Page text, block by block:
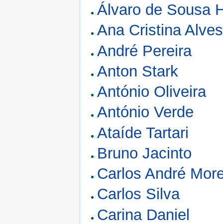
Álvaro de Sousa
Ana Cristina Alves
André Pereira
Anton Stark
António Oliveira
António Verde
Ataíde Tartari
Bruno Jacinto
Carlos André
Carlos Silva
Carina Daniel